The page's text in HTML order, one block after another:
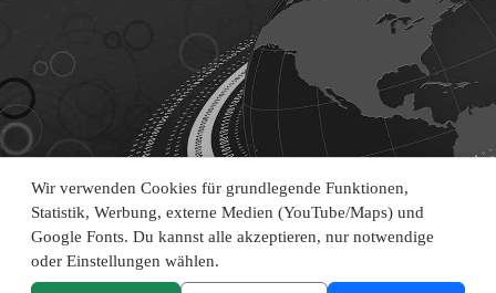
Wir verwenden Cookies für grundlegende Funktionen,
Statistik, Werbung, externe Medien (YouTube/Maps) und
Google Fonts. Du kannst alle akzeptieren, nur notwendige
oder Einstellungen wählen.